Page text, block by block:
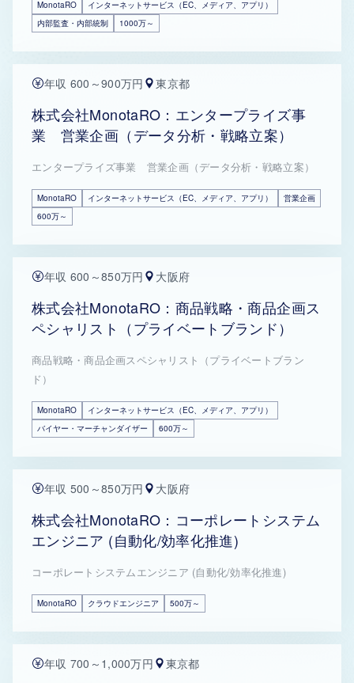
MonotaRO
インターネットサービス（EC、メディア、アプリ）
内部監査・内部統制
1000万～
年収 600～900万円 東京都
株式会社MonotaRO：エンタープライズ事
業 営業企画（データ分析・戦略立案）
エンタープライズ事業 営業企画（データ分析・戦略立案）
MonotaRO インターネットサービス（EC、メディア、アプリ）
営業企画
600万～
年収 600～850万円 大阪府
株式会社MonotaRO：商品戦略・商品企画ス
ペシャリスト（プライベートブランド）
商品戦略・商品企画スペシャリスト（プライベートブラン
ド）
MonotaRO
インターネットサービス（EC、メディア、アプリ）
バイヤー・マーチャンダイザー
600万～
年収 500～850万円 大阪府
株式会社MonotaRO：コーポレートシステム
エンジニア (自動化/効率化推進)
コーポレートシステムエンジニア (自動化/効率化推進)
MonotaRO クラウドエンジニア 500万～
年収 700～1,000万円 東京都